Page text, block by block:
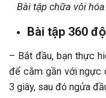
Bài tập chữa vôi
Bài tập 360
– Bắt đầu, bạn thực
để cằm gần với ngực
3 giây, sau đó ngửa